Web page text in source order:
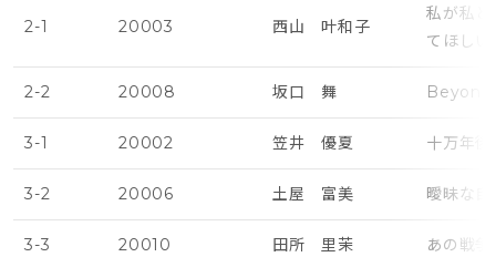
2-1 20003 西山 叶和子
私が私
てほしい
2-2 20008 坂口 舞 Beyond
3-1 20002 笠井 優夏 十万年
3-2 20006 土屋 富美 曖昧な自
3-3 20010 田所 里茉 あの戦